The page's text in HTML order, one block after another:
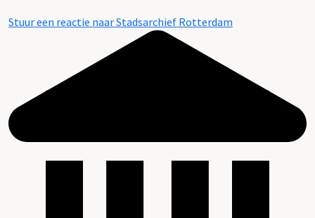
Stuur een reactie naar Stadsarchief Rotterdam